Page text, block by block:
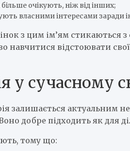
очікують, ніж від інших;
власними інтересами заради
з цим ім’ям
навчитися відстоювати
у сучасному
залишається актуальним
добре підходить як для
тому що: